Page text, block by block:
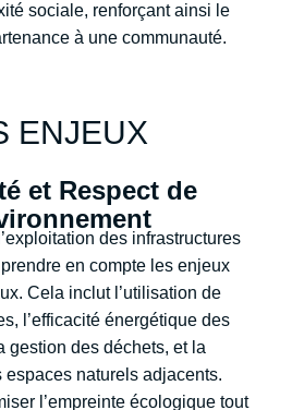
sociale, renforçant ainsi le
à une communauté.
ENJEUX
et Respect de
des infrastructures
en compte les enjeux
Cela inclut l’utilisation de
l’efficacité énergétique des
gestion des déchets, et la
espaces naturels adjacents.
l’empreinte écologique tout